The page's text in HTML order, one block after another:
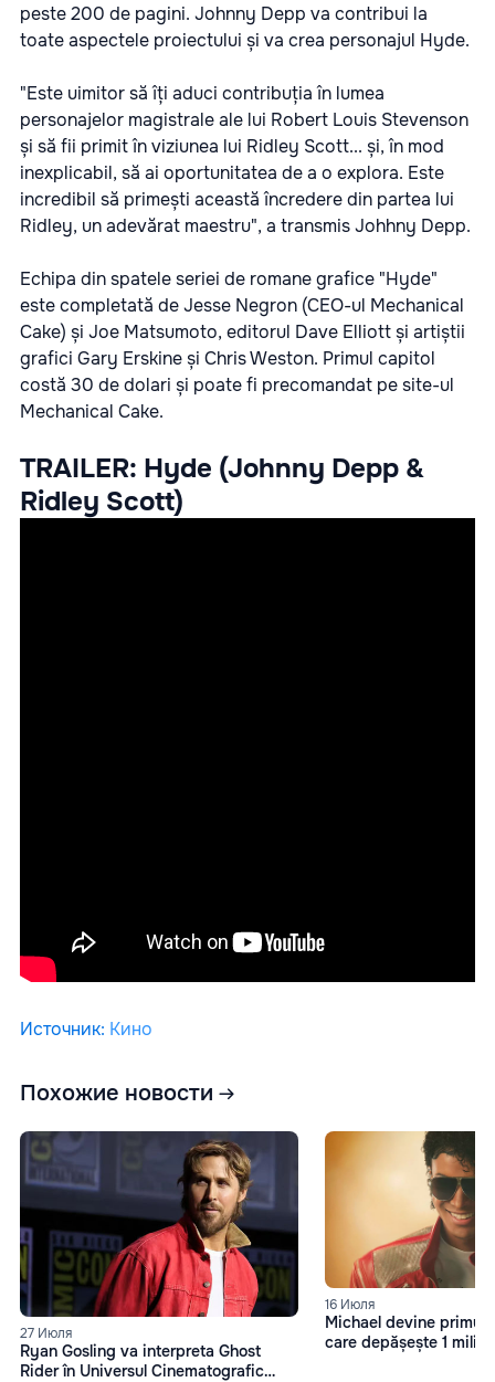
peste 200 de pagini. Johnny Depp va contribui la
toate aspectele proiectului și va crea personajul Hyde.
"Este uimitor să îți aduci contribuția în lumea
personajelor magistrale ale lui Robert Louis Stevenson
și să fii primit în viziunea lui Ridley Scott... și, în mod
inexplicabil, să ai oportunitatea de a o explora. Este
incredibil să primești această încredere din partea lui
Ridley, un adevărat maestru", a transmis Johhny Depp.
Echipa din spatele seriei de romane grafice "Hyde"
este completată de Jesse Negron (CEO-ul Mechanical
Cake) și Joe Matsumoto, editorul Dave Elliott și artiștii
grafici Gary Erskine și Chris Weston. Primul capitol
costă 30 de dolari și poate fi precomandat pe site-ul
Mechanical Cake.
TRAILER: Hyde (Johnny Depp &
Ridley Scott)
Источник: Кино
Похожие новости
27 Июля
Ryan Gosling va interpreta Ghost
Rider în Universul Cinematografic
16 Июля
Michael devine primul
care depășește 1